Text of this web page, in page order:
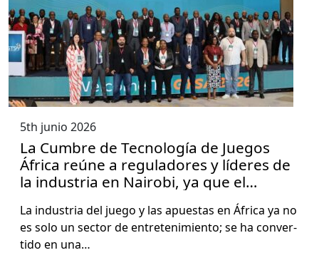
5th junio 2026
La Cumbre de Tecnología de Juegos
África reúne a reguladores y líderes de
la industria en Nairobi, ya que el
mercado de juegos de África entra en
una era de crecimiento definitoria
La indus­tria del juego y las apues­tas en África ya no
es solo un sec­tor de entreten­imien­to; se ha con­ver­
tido en una…